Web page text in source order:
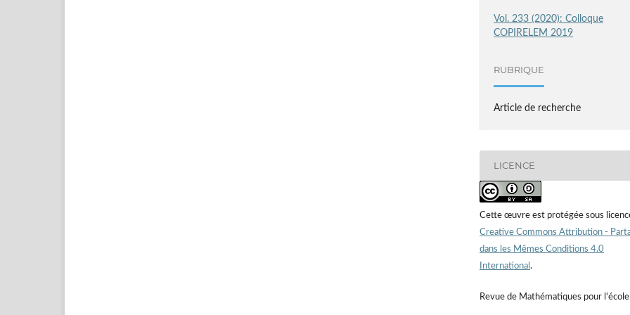
Vol. 233 (2020): Colloque
COPIRELEM 2019
RUBRIQUE
Article de recherche
LICENCE
Cette œuvre est protégée sous
Creative Commons Attribution -
dans les Mêmes Conditions 4.0
International .
Revue de Mathématiques pour l'école